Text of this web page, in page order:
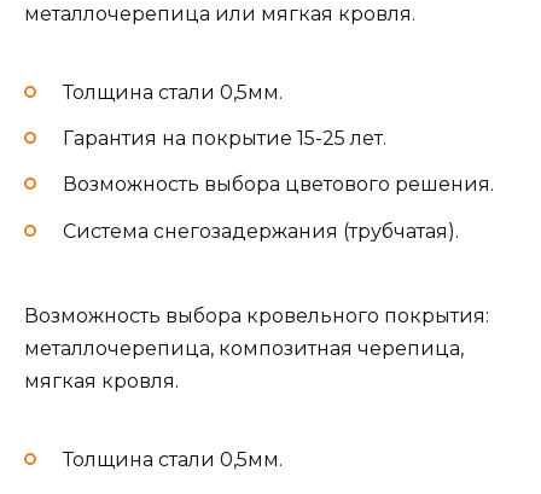
металлочерепица или мягкая кровля.
Толщина стали 0,5мм.
Гарантия на покрытие 15-25 лет.
Возможность выбора цветового решения.
Система снегозадержания (трубчатая).
Возможность выбора кровельного покрытия:
металлочерепица, композитная черепица,
мягкая кровля.
Толщина стали 0,5мм.